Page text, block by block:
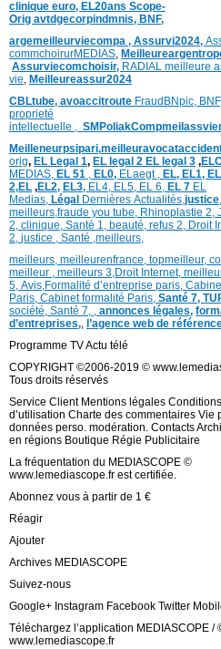
clinique euro, EL20ans Scope-
Orig avtdgecorpindmnis, BNF,
argemeilleurviecompa , Assurvi2024,
commchoirurMEDIAS,
Assurviecomchoisir, RADIAL meilleure
vie, Meilleureassur2024
CBLtube, avoaccitroute FraudBNpic,
proprieté
intellectuelle , SMPoliak
Meilleneurpsipari,
orig, EL Legal 1, EL legal 2 EL legal 3 ,
MEDIAS, EL 51 , EL0, ELaegt , EL, EL1, EL
2,EL ,EL2, EL3, EL4, EL5, EL 6, EL 7 EL
Medias, Légal Dernières Actualités,justice,
meilleurs,fraude you tube, Rhinoplastie 2,
2, clinique, Santé 1, beauté, refus 2, Droit
2, justice , Santé ,meilleurs,
meilleurs, meilleurenfrance, topmeilleur,
meilleur , meilleurs 3,Droit Internet,
5, Avis,Formalité d’entreprise paris,
Paris, Cabinet formalité Paris, Santé 7,
société, Santé 7, , annonces légales,
d’entreprises,, l’agence web de
Programme TV Actu télé
COPYRIGHT ©2006-2019 ©
Tous droits réservés
Service Client Mentions légales
d’utilisation Charte des commentaires Vie
données perso. modération. Contacts
en régions Boutique Régie Publicitaire
La fréquentation du MEDIASCOPE ©
www.lemediascope.fr est certifiée.
Abonnez vous à partir de 1 €
Réagir
Ajouter
Archives MEDIASCOPE
Suivez-nous
Google+ Instagram Facebook Twitter
Téléchargez l’application MEDIASCOPE /
www.lemediascope.fr